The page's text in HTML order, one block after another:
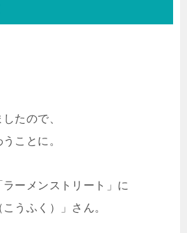
たので、
ことに。
ーメンストリート」に
うふく）」さん。